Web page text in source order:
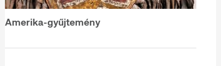
Amerika-gyűjtemény